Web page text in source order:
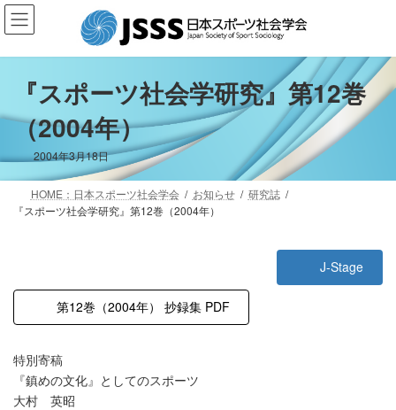
コ
ン
ス
ッ
ナ
ビ
ン
移
『スポーツ社会学研究』第12巻
（2004年）
2004年3月18日
HOME：日本スポーツ社会学会 お知らせ
研究誌
『スポーツ社会学研究』第12巻（2004年）
J-Stage
第12巻（2004年） 抄録集 PDF
特別寄稿
『鎮めの文化』としてのスポーツ
大村 英昭